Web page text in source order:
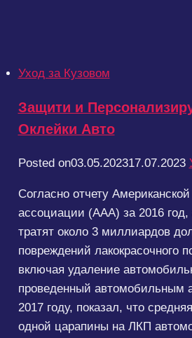
Уход за Кузовом
Защити и
Оклейки Авто
Posted on03.05.202317.07.2023
Согласно отчету
ассоциации (AAA) за 2016
тратят около 3 миллиардов
повреждений лакокрасочного
включая удаление
проведенный автомобильным
2017 году, показал, что
одной царапины на ЛКП